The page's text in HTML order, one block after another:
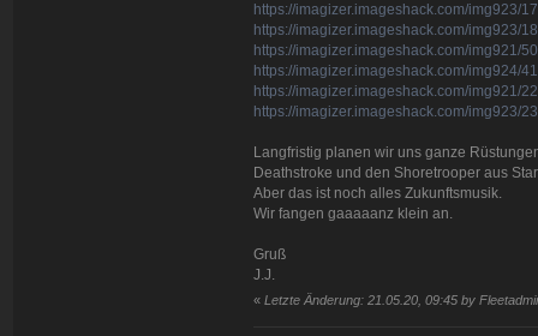
https://imagizer.imageshack.com/img923/
https://imagizer.imageshack.com/img923/
https://imagizer.imageshack.com/img921/
https://imagizer.imageshack.com/img924/
https://imagizer.imageshack.com/img921/
https://imagizer.imageshack.com/img923/
Langfristig planen wir uns ganze
Deathstroke und den Shoretrooper aus
Aber das ist noch alles Zukunftsmusik.
Wir fangen gaaaaanz klein an.
Gruß
J.J.
« Letzte Änderung: 21.05.20, 09:45 by